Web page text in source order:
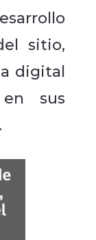
sitio,
digital
sus